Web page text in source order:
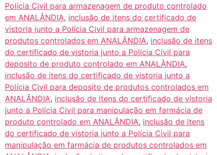
Polícia Civil para armazenagem de produto controlado
em ANALÂNDIA, inclusão de itens do certificado de
vistoria junto a Polícia Civil para armazenagem de
produtos controlados em ANALÂNDIA, inclusão de itens
do certificado de vistoria junto a Polícia Civil para
deposito de produto controlado em ANALÂNDIA,
inclusão de itens do certificado de vistoria junto a
Polícia Civil para deposito de produtos controlados em
ANALÂNDIA, inclusão de itens do certificado de vistoria
junto a Polícia Civil para manipulação em farmácia de
produto controlado em ANALÂNDIA, inclusão de itens
do certificado de vistoria junto a Polícia Civil para
manipulação em farmácia de produtos controlados em